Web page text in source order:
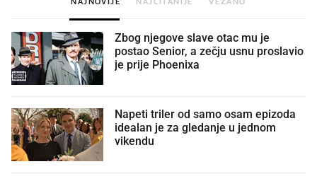
Zbog njegove slave otac mu je
postao Senior, a zečju usnu proslavio
je prije Phoenixa
Napeti triler od samo osam epizoda
idealan je za gledanje u jednom
vikendu